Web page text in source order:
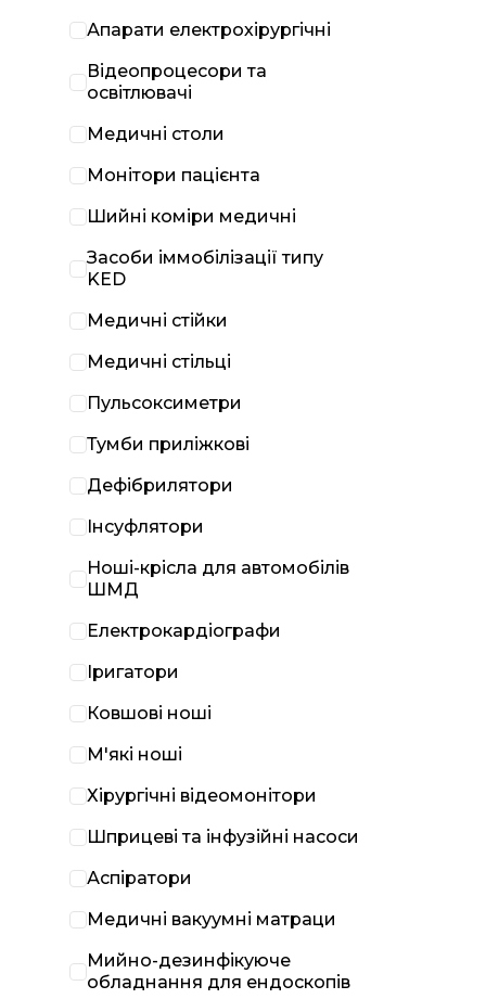
Апарати електрохірургічні
Відеопроцесори та
освітлювачі
Медичні столи
Монітори пацієнта
Шийні коміри медичні
Засоби іммобілізації типу
KED
Медичні стійки
Медичні стільці
Пульсоксиметри
Тумби приліжкові
Дефібрилятори
Інсуфлятори
Ноші-крісла для автомобілів
ШМД
Електрокардіографи
Іригатори
Ковшові ноші
М'які ноші
Хірургічні відеомонітори
Шприцеві та інфузійні насоси
Аспіратори
Медичні вакуумні матраци
Мийно-дезинфікуюче
обладнання для ендоскопів